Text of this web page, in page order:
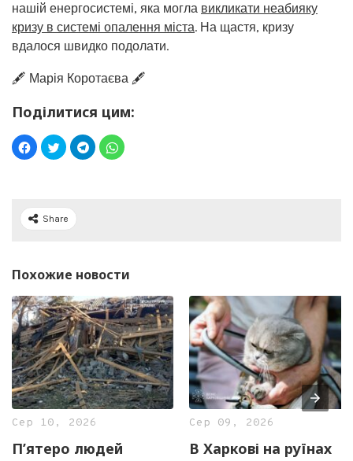
нашій енергосистемі, яка могла викликати неабияку
кризу в системі опалення міста. На щастя, кризу
вдалося швидко подолати.
🖋️ Марія Коротаєва 🖋️
Поділитися цим:
Share
Похожие новости
Сер 10, 2026
П’ятеро людей
Сер 09, 2026
В Харкові на руїнах